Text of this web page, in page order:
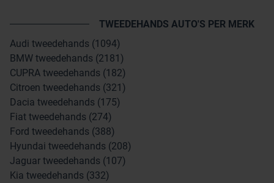
TWEEDEHANDS AUTO'S PER MERK
Audi tweedehands (1094)
BMW tweedehands (2181)
CUPRA tweedehands (182)
Citroen tweedehands (321)
Dacia tweedehands (175)
Fiat tweedehands (274)
Ford tweedehands (388)
Hyundai tweedehands (208)
Jaguar tweedehands (107)
Kia tweedehands (332)